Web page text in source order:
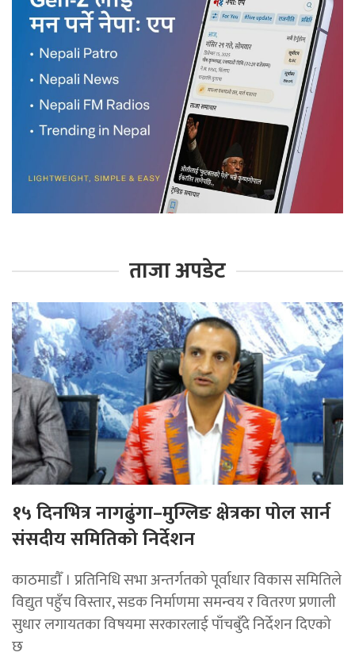
ताजा अपडेट
१५ दिनभित्र नागढुंगा–मुग्लिङ क्षेत्रका पोल सार्न
संसदीय समितिको निर्देशन
काठमाडाैँ । प्रतिनिधि सभा अन्तर्गतको पूर्वाधार विकास समितिले
विद्युत पहुँच विस्तार, सडक निर्माणमा समन्वय र वितरण प्रणाली
सुधार लगायतका विषयमा सरकारलाई पाँचबुँदे निर्देशन दिएको
छ